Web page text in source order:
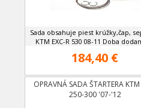
Sada obsahuje piest krúžky,čap,
KTM EXC-R 530 08-11 Doba
184,40 €
OPRAVNÁ SADA ŠTARTERA KTM
250-300 '07-'12